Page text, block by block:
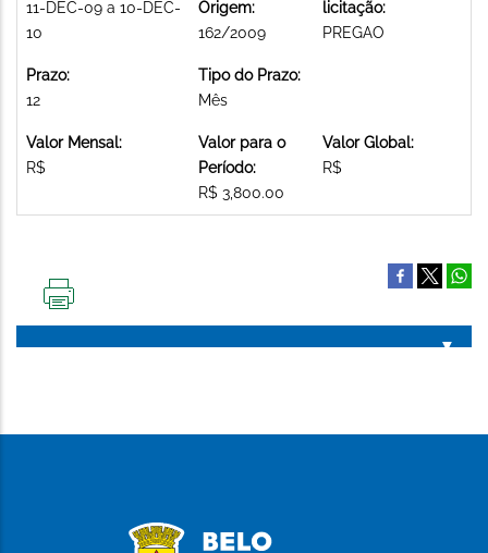
11-DEC-09 a 10-DEC-
10
Origem:
162/2009
licitação:
PREGAO
Prazo:
12
Tipo do Prazo:
Mês
Valor Mensal:
R$
Valor para o
Período:
R$ 3,800.00
Valor Global:
R$
PÁGINA